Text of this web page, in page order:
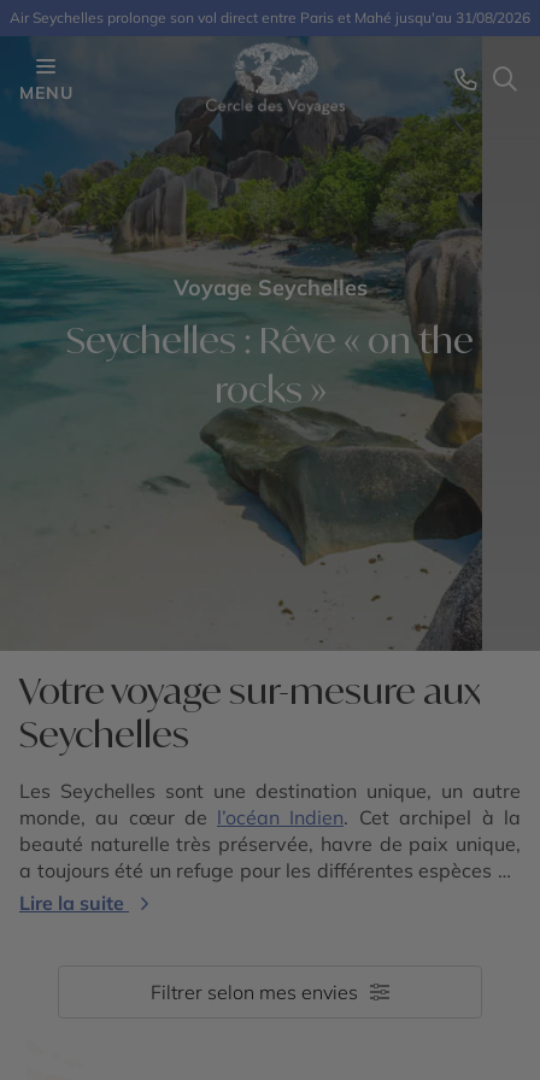
Air Seychelles prolonge son vol direct entre Paris et Mahé jusqu'au 31/08/2026
MENU
Voyage Seychelles
Seychelles : Rêve « on the
rocks »
Votre voyage sur-mesure aux
Seychelles
Les Seychelles sont une destination unique, un autre
monde, au cœur de l’océan Indien. Cet archipel à la
beauté naturelle très préservée, havre de paix unique,
a toujours été un refuge pour les différentes espèces de
faune et de flore, parmi les plus précieuses au monde.
occidental. Contactez nos conseillers experts de la
Lire la suite
Filtrer selon mes envies